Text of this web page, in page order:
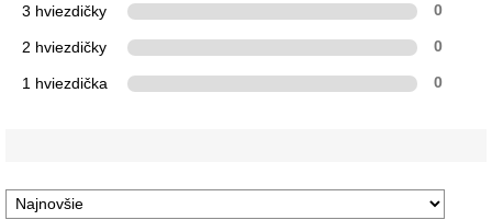
3 hviezdičky 0
2 hviezdičky 0
1 hviezdička 0